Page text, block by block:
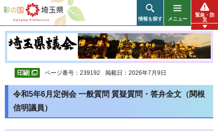
彩の国 埼玉県
情報を探す メニュー
緊急・防
災
ページ番号：239192 掲載日：2026年7月9日
令和5年6月定例会 一般質問 質疑質問・答弁全文（関根
信明議員）